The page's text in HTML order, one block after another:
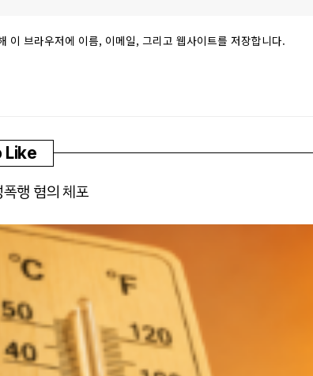
이 브라우저에 이름, 이메일, 그리고 웹사이트를 저장합니다.
Like
행 혐의 체포